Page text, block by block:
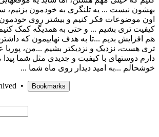
بهشون نیست ... یه تلنگری به خودمون بزنیم،
اون موضوعات فکر کنیم و بیشتر روی خودمون
کیفیت تری بشیم ... و حتی به همدیگه کمک
هم افزایش بدیم ...تا به هدف نهاییمون که
تری هست، نزدیک و نزدیکتر بشیم ...من، پوریا
دارم دوستهای با کیفیت و جدیدی مثل شما پیدا
خوشحالم ...به امید دیدار روی ماه شما ...
• Bookmarks